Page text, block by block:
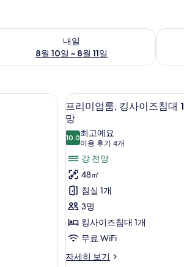
일
내일
8월 10일 ~ 8월 11일
예약 가능 여부 확인, 8월 10일 ~ 8월 11일
이번
니바, 객실 내 금고, 책상
프
리
미
엄
룸,
킹
사
이
즈
침
대
7
프리미엄룸, 킹사이즈침대
망
10.010.0점 만점 중 10점
최고예요
이용 후기 4개
(이
용
후
기
4
개)
강 전망
48㎡
침실 1개
3명
킹사이즈침대 1개
무료 WiFi
자세히 보기
프